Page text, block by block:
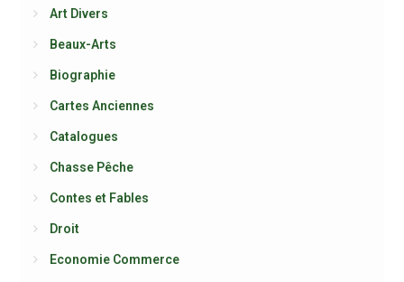
Art Divers
Beaux-Arts
Biographie
Cartes Anciennes
Catalogues
Chasse Pêche
Contes et Fables
Droit
Economie Commerce